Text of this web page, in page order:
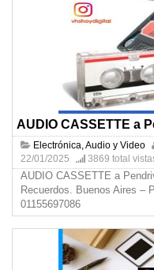
AUDIO CASSETTE a
Electrónica, Audio y Video
22/01/2025
3869 total
AUDIO CASSETTE a
Recuerdos. Buenos Aires –
01155697086